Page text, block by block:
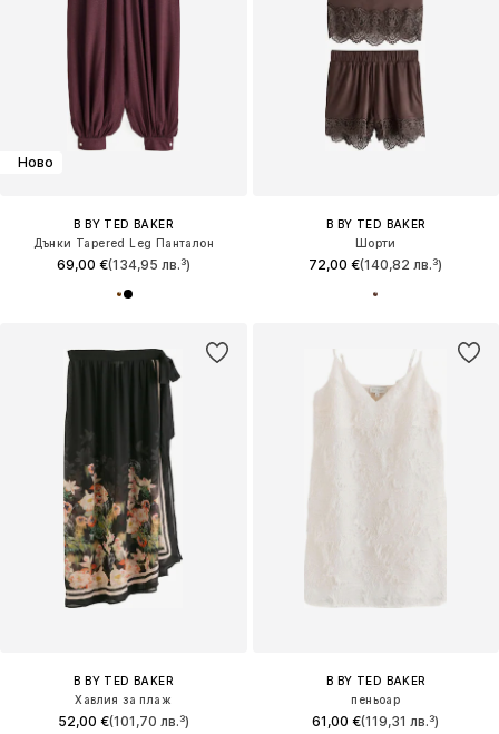
Ново
B BY TED BAKER
Дънки Tapered Leg Панталон
69,00 €(134,95 лв.³)
B BY TED BAKER
Шорти
72,00 €(140,82 лв.³)
B BY TED BAKER
Хавлия за плаж
52,00 €(101,70 лв.³)
B BY TED BAKER
пеньоар
61,00 €(119,31 лв.³)